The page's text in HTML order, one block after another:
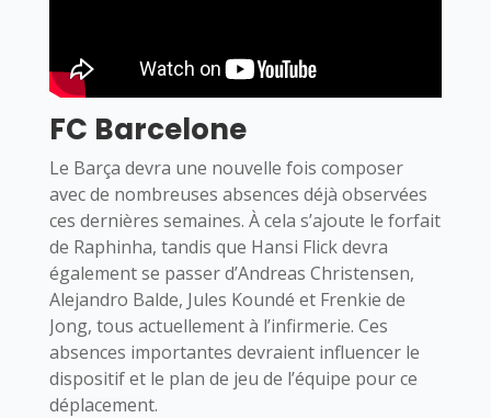
FC Barcelone
Le Barça devra une nouvelle fois composer
avec de nombreuses absences déjà observées
ces dernières semaines. À cela s’ajoute le forfait
de Raphinha, tandis que Hansi Flick devra
également se passer d’Andreas Christensen,
Alejandro Balde, Jules Koundé et Frenkie de
Jong, tous actuellement à l’infirmerie. Ces
absences importantes devraient influencer le
dispositif et le plan de jeu de l’équipe pour ce
déplacement.